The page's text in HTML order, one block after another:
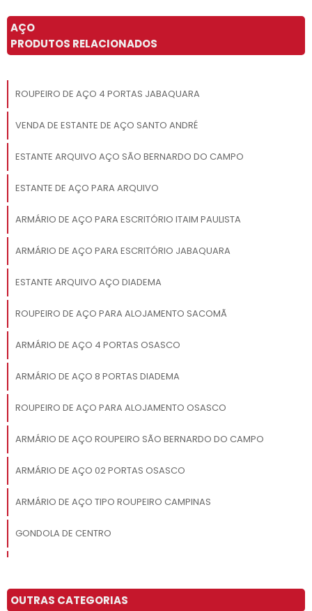
AÇO
PRODUTOS RELACIONADOS
ROUPEIRO DE AÇO 4 PORTAS JABAQUARA
VENDA DE ESTANTE DE AÇO SANTO ANDRÉ
ESTANTE ARQUIVO AÇO SÃO BERNARDO DO CAMPO
ESTANTE DE AÇO PARA ARQUIVO
ARMÁRIO DE AÇO PARA ESCRITÓRIO ITAIM PAULISTA
ARMÁRIO DE AÇO PARA ESCRITÓRIO JABAQUARA
ESTANTE ARQUIVO AÇO DIADEMA
ROUPEIRO DE AÇO PARA ALOJAMENTO SACOMÃ
ARMÁRIO DE AÇO 4 PORTAS OSASCO
ARMÁRIO DE AÇO 8 PORTAS DIADEMA
ROUPEIRO DE AÇO PARA ALOJAMENTO OSASCO
ARMÁRIO DE AÇO ROUPEIRO SÃO BERNARDO DO CAMPO
ARMÁRIO DE AÇO 02 PORTAS OSASCO
ARMÁRIO DE AÇO TIPO ROUPEIRO CAMPINAS
GONDOLA DE CENTRO
ROUPEIRO DE AÇO SÃO JOSÉ DOS CAMPOS
OUTRAS CATEGORIAS